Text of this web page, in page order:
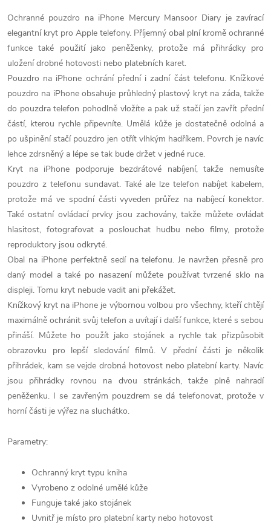
Ochranné pouzdro na iPhone Mercury Mansoor Diary je zavírací
elegantní kryt pro Apple telefony. Příjemný obal plní kromě ochranné
funkce také použití jako peněženky, protože má přihrádky pro
uložení drobné hotovosti nebo platebních karet.
Pouzdro na iPhone ochrání přední i zadní část telefonu. Knížkové
pouzdro na iPhone obsahuje průhledný plastový kryt na záda, takže
do pouzdra telefon pohodlně vložíte a pak už stačí jen zavřít přední
částí, kterou rychle připevníte. Umělá kůže je dostatečně odolná a
po ušpinění stačí pouzdro jen otřít vlhkým hadříkem. Povrch je navíc
lehce zdrsněný a lépe se tak bude držet v jedné ruce.
Kryt na iPhone podporuje bezdrátové nabíjení, takže nemusíte
pouzdro z telefonu sundavat. Také ale lze telefon nabíjet kabelem,
protože má ve spodní části vyveden průřez na nabíjecí konektor.
Také ostatní ovládací prvky jsou zachovány, takže můžete ovládat
hlasitost, fotografovat a poslouchat hudbu nebo filmy, protože
reproduktory jsou odkryté.
Obal na iPhone perfektně sedí na telefonu. Je navržen přesně pro
daný model a také po nasazení můžete používat tvrzené sklo na
displeji. Tomu kryt nebude vadit ani překážet.
Knížkový kryt na iPhone je výbornou volbou pro všechny, kteří chtějí
maximálně ochránit svůj telefon a uvítají i další funkce, které s sebou
přináší. Můžete ho použít jako stojánek a rychle tak přizpůsobit
obrazovku pro lepší sledování filmů. V přední části je několik
přihrádek, kam se vejde drobná hotovost nebo platební karty. Navíc
jsou přihrádky rovnou na dvou stránkách, takže plně nahradí
peněženku. I se zavřeným pouzdrem se dá telefonovat, protože v
horní části je výřez na sluchátko.
Parametry:
Ochranný kryt typu kniha
Vyrobeno z odolné umělé kůže
Funguje také jako stojánek
Uvnitř je místo pro platební karty nebo hotovost